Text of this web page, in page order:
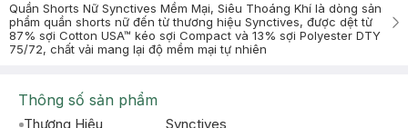
Quần Shorts Nữ Synctives Mềm Mại, Siêu Thoáng Khí là dòng sản
phẩm quần shorts nữ đến từ thương hiệu Synctives, được dệt từ
87% sợi Cotton USA™ kéo sợi Compact và 13% sợi Polyester DTY
75/72, chất vải mang lại độ mềm mại tự nhiên
Thông số sản phẩm
Thương Hiệu
Synctives